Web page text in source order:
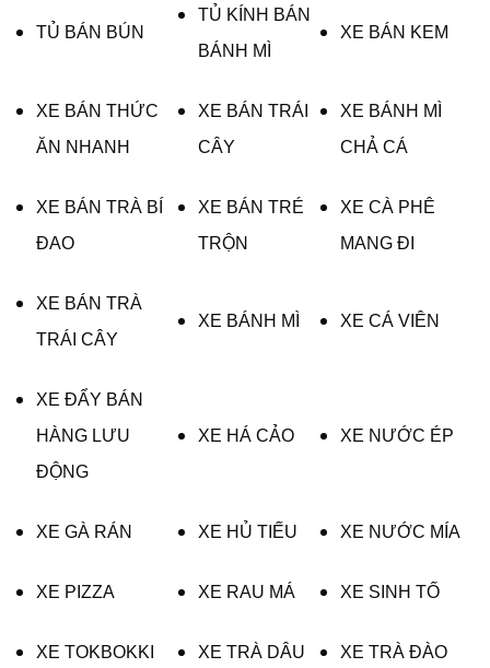
TỦ BÁN BÚN
TỦ KÍNH BÁN
BÁNH MÌ
XE BÁN KEM
XE BÁN THỨC
ĂN NHANH
XE BÁN TRÁI
CÂY
XE BÁNH MÌ
CHẢ CÁ
XE BÁN TRÀ BÍ
ĐAO
XE BÁN TRÉ
TRỘN
XE CÀ PHÊ
MANG ĐI
XE BÁN TRÀ
TRÁI CÂY
XE BÁNH MÌ XE CÁ VIÊN
XE ĐẨY BÁN
HÀNG LƯU
ĐỘNG
XE HÁ CẢO XE NƯỚC ÉP
XE GÀ RÁN XE HỦ TIẾU XE NƯỚC MÍA
XE PIZZA XE RAU MÁ XE SINH TỐ
XE TOKBOKKI XE TRÀ DÂU XE TRÀ ĐÀO